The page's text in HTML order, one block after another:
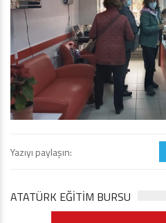
Yazıyı paylaşın:
ATATÜRK EĞITIM BURSU